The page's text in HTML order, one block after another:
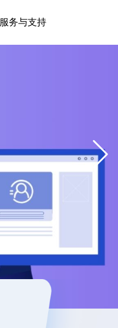
服务与支持